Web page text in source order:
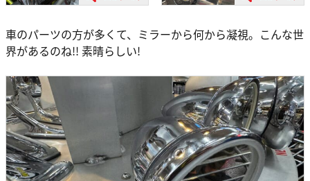
車のパーツの方が多くて、ミラーから何から凝視。こんな世
界があるのね!! 素晴らしい!